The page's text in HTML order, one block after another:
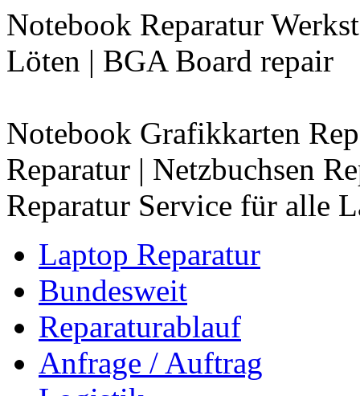
Notebook Reparatur
Löten | BGA Board repair
Notebook Grafikkarten
Reparatur | Netzbuchsen
Reparatur Service für alle
Laptop Reparatur
Bundesweit
Reparaturablauf
Anfrage / Auftrag